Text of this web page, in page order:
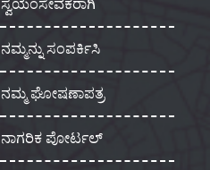
ಸ್ವಯಂಸೇವಕರಾಗಿ
ನಮ್ಮನ್ನು ಸಂಪರ್ಕಿಸಿ
ನಮ್ಮ ಘೋಷಣಾಪತ್ರ
ನಾಗರಿಕ ಪೋರ್ಟಲ್